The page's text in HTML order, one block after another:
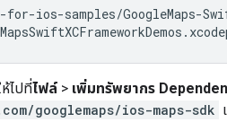
ไปที่ไฟล์ > เพิ่มทรัพยากร
googlemaps/ios-maps-sdk